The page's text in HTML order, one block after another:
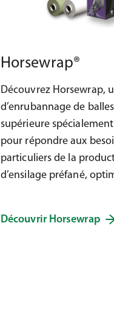
Horsewrap®
Découvrez Horsewrap,
d’enrubannage de
supérieure
pour répondre aux
particuliers de la
d’ensilage préfané,
Découvrir Horsewrap